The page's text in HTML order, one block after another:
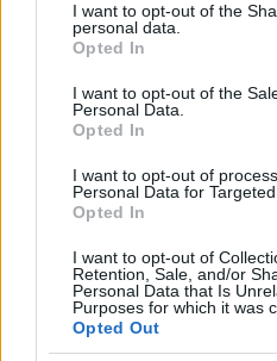
not limited to your visit or
grant or deny consent to
use your data for below
consent section.
I want to opt-out of the
personal data.
Opted In
I want to opt-out of the
Personal Data.
Opted In
I want to opt-out of
Personal Data for Targeted
Opted In
I want to opt-out of
Retention, Sale, and/or
Personal Data that Is
Purposes for which it was
Opted Out
Σχόλια
αστυνομικοί για τον πνιγμό
στην πισίνα